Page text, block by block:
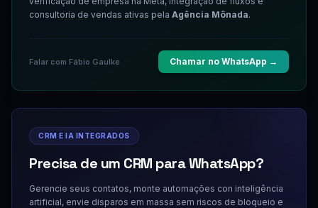
consultoria de vendas ativas pela Agência Mônada.
Falar com Fábio Gaulke Chamar no WhatsApp →
CRM E IA INTEGRADOS
Precisa de um CRM para WhatsApp?
Gerencie seus contatos, monte automações con inteligência
artificial, envie disparos em massa sem riscos de bloqueio e